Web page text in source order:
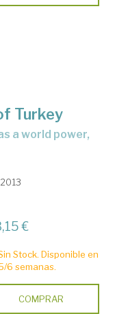
Turkey
€
Stock. Disponible en
6 semanas.
COMPRAR